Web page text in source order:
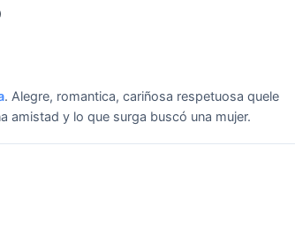
. Alegre, romantica, cariñosa respetuosa quele
amistad y lo que surga buscó una mujer.